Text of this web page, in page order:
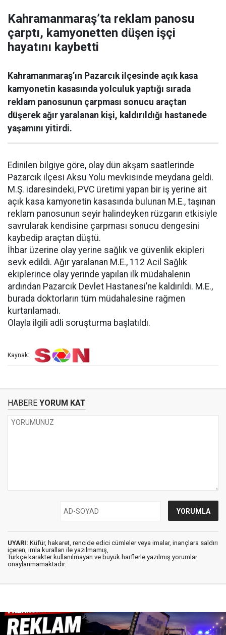
Kahramanmaraş’ta reklam panosu
çarptı, kamyonetten düşen işçi
hayatını kaybetti
Kahramanmaraş’ın Pazarcık ilçesinde açık kasa
kamyonetin kasasında yolculuk yaptığı sırada
reklam panosunun çarpması sonucu araçtan
düşerek ağır yaralanan kişi, kaldırıldığı hastanede
yaşamını yitirdi.
Edinilen bilgiye göre, olay dün akşam saatlerinde
Pazarcık ilçesi Aksu Yolu mevkisinde meydana geldi.
M.Ş. idaresindeki, PVC üretimi yapan bir iş yerine ait
açık kasa kamyonetin kasasında bulunan M.E., taşınan
reklam panosunun seyir halindeyken rüzgarın etkisiyle
savrularak kendisine çarpması sonucu dengesini
kaybedip araçtan düştü.
İhbar üzerine olay yerine sağlık ve güvenlik ekipleri
sevk edildi. Ağır yaralanan M.E., 112 Acil Sağlık
ekiplerince olay yerinde yapılan ilk müdahalenin
ardından Pazarcık Devlet Hastanesi’ne kaldırıldı. M.E.,
burada doktorların tüm müdahalesine rağmen
kurtarılamadı.
Olayla ilgili adli soruşturma başlatıldı.
Kaynak:
HABERE YORUM KAT
UYARI: Küfür, hakaret, rencide edici cümleler veya imalar, inançlara saldırı
içeren, imla kuralları ile yazılmamış,
Türkçe karakter kullanılmayan ve büyük harflerle yazılmış yorumlar
onaylanmamaktadır.